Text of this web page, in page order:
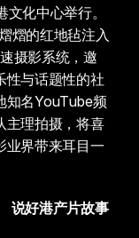
化中心举行。
熠的红地毡注入
摄影系统，邀
性与话题性的社
知名YouTube频
主理拍摄，将喜
业界带来耳目一
说好港产片故事